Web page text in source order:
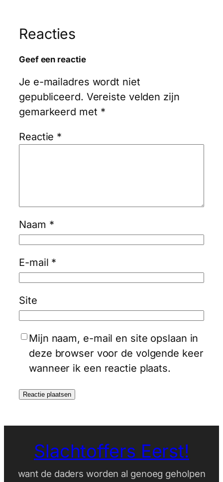
Reacties
Geef een reactie
Je e-mailadres wordt niet
gepubliceerd. Vereiste velden zijn
gemarkeerd met *
Reactie *
Naam *
E-mail *
Site
Mijn naam, e-mail en site opslaan in
deze browser voor de volgende keer
wanneer ik een reactie plaats.
Slachtoffers Eerst!
want de daders worden al genoeg geholpen